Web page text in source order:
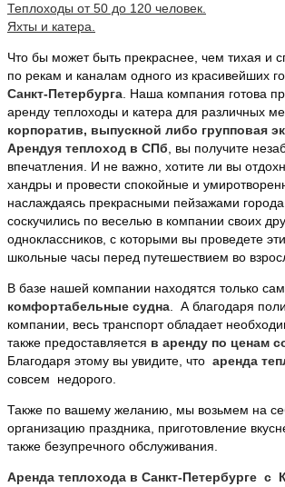
Теплоходы от 50 до 120 человек.
Яхты и катера.
Что бы может быть прекраснее, чем тихая и
по рекам и каналам одного из красивейших
Санкт-Петербурга. Наша компания готова
аренду теплоходы и катера для различных
корпоратив, выпускной либо групповая
Арендуя теплоход в СПб, вы получите
впечатления. И не важно, хотите ли вы
хандры и провести спокойные и
наслаждаясь прекрасными пейзажами
соскучились по веселью в компании своих
одноклассников, с которыми вы проведете
школьные часы перед путешествием во
В базе нашей компании находятся только
комфортабельные судна. А благодаря
компании, весь транспорт обладает
также предоставляется в аренду по ценам
Благодаря этому вы увидите, что аренда
совсем недорого.
Также по вашему желанию, мы возьмем на
организацию праздника, приготовление
также безупречного обслуживания.
Аренда теплохода в Санкт-Петербурге с